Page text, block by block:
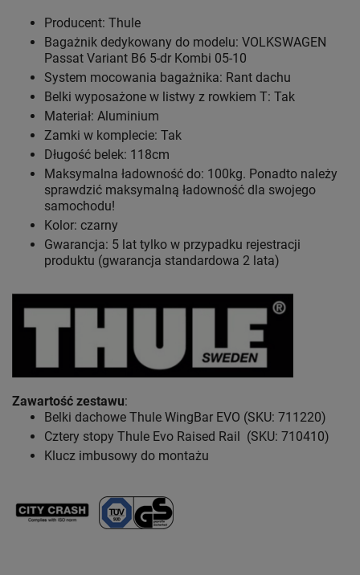
Producent: Thule
Bagażnik dedykowany do modelu: VOLKSWAGEN
Passat Variant B6 5-dr Kombi 05-10
System mocowania bagażnika: Rant dachu
Belki wyposażone w listwy z rowkiem T: Tak
Materiał: Aluminium
Zamki w komplecie: Tak
Długość belek: 118cm
Maksymalna ładowność do: 100kg. Ponadto należy
sprawdzić maksymalną ładowność dla swojego
samochodu!
Kolor: czarny
Gwarancja: 5 lat tylko w przypadku rejestracji
produktu (gwarancja standardowa 2 lata)
Zawartość zestawu:
Belki dachowe Thule WingBar EVO (SKU: 711220)
Cztery stopy Thule Evo Raised Rail (SKU: 710410)
Klucz imbusowy do montażu